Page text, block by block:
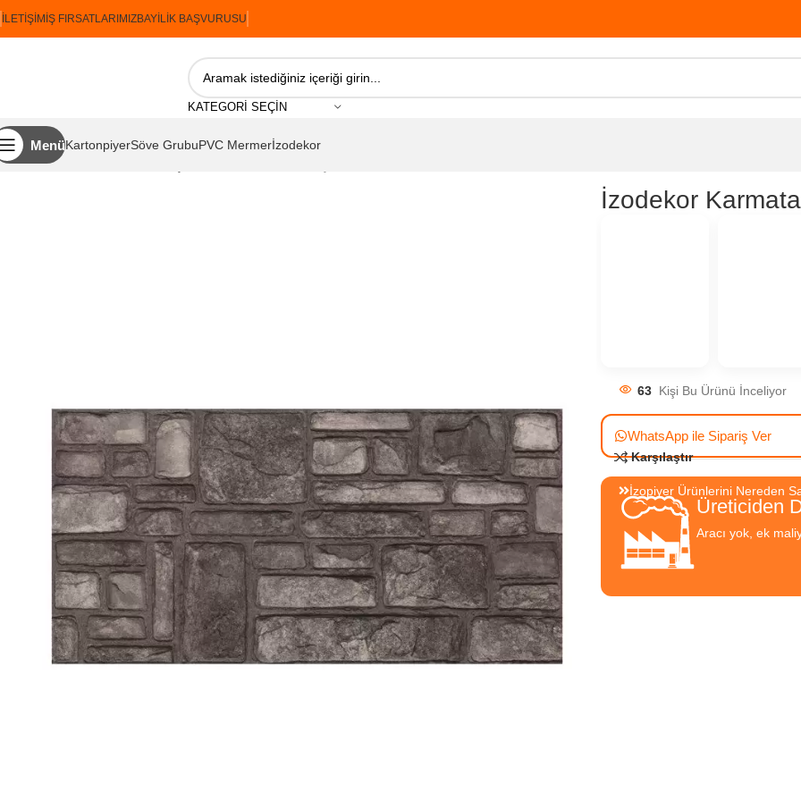
İLETIŞIM İŞ FIRSATLARIMIZBAYILIK BAŞVURUSU
KATEGORI SEÇIN
MenüKartonpiyerSöve GrubuPVC Mermerİzodekor
Ana Sayfa
İzodekor
63 Kişi Bu Ürünü İnceliyor
WhatsApp ile Sipariş Ver
Karşılaştır
İzopiyer Ürünlerini Nereden
Üreticiden
Aracı yok, ek